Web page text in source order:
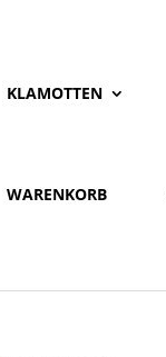
KLAMOTTEN
WARENKORB